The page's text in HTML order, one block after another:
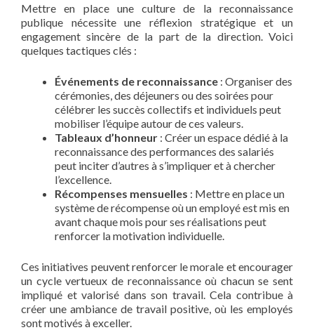
Mettre en place une culture de la reconnaissance
publique nécessite une réflexion stratégique et un
engagement sincère de la part de la direction. Voici
quelques tactiques clés :
Événements de reconnaissance : Organiser des
cérémonies, des déjeuners ou des soirées pour
célébrer les succès collectifs et individuels peut
mobiliser l’équipe autour de ces valeurs.
Tableaux d’honneur : Créer un espace dédié à la
reconnaissance des performances des salariés
peut inciter d’autres à s’impliquer et à chercher
l’excellence.
Récompenses mensuelles : Mettre en place un
système de récompense où un employé est mis en
avant chaque mois pour ses réalisations peut
renforcer la motivation individuelle.
Ces initiatives peuvent renforcer le morale et encourager
un cycle vertueux de reconnaissance où chacun se sent
impliqué et valorisé dans son travail. Cela contribue à
créer une ambiance de travail positive, où les employés
sont motivés à exceller.